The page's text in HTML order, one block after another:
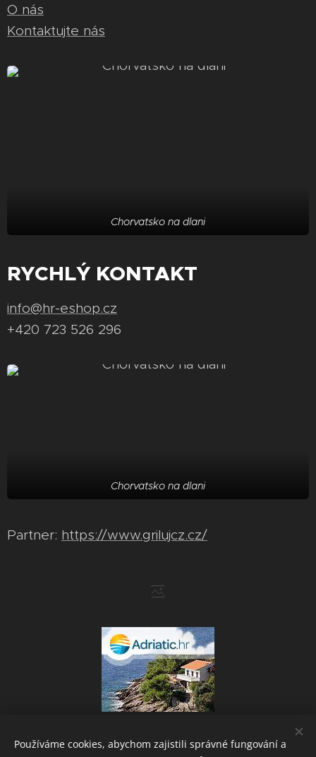
O nás
Kontaktujte nás
Chorvatsko na dlani
RYCHLÝ KONTAKT
info@hr-eshop.cz
+420 723 526 296
Chorvatsko na dlani
Partner: https://www.grilujcz.cz/
Používáme cookies, abychom zajistili správné fungování a